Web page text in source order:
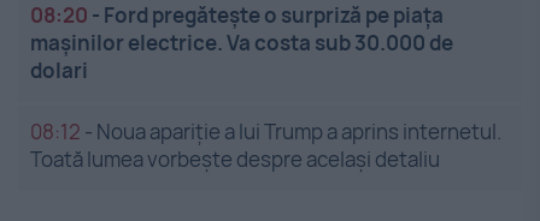
08:20 - Ford pregătește o surpriză pe piața
mașinilor electrice. Va costa sub 30.000 de
dolari
08:12 - Noua apariție a lui Trump a aprins internetul.
Toată lumea vorbește despre același detaliu